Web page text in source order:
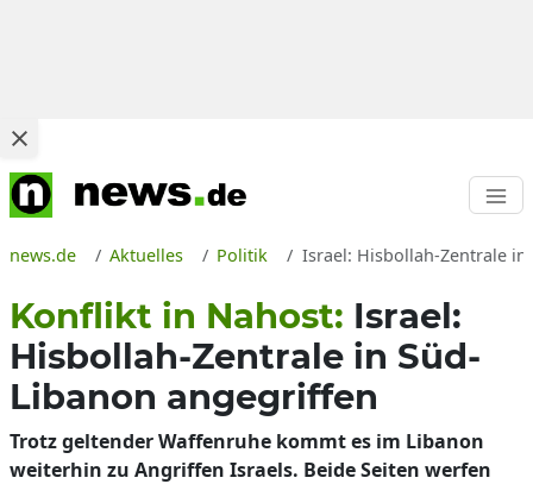
news.de Aktuelles Politik Israel: Hisbollah-Zentrale
Konflikt in Nahost: Israel:
Hisbollah-Zentrale in Süd-
Libanon angegriffen
Trotz geltender Waffenruhe kommt es im Libanon
weiterhin zu Angriffen Israels. Beide Seiten werfen